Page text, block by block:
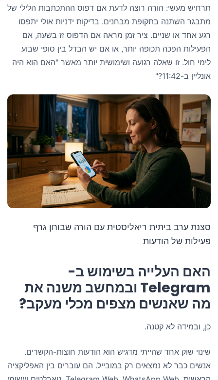
תרחיש מעשי: הורה רוצה לדעת אם דפוס ההתכתבות הלילי של
מתבגר השתנה בתקופת מבחנים. בדיקות ידניות אולי יתפסו
רגע אחד או שניים. ציר זמן מראה אם הדפוס זז בשעה, אם
הפעילות הפכה תכופה יותר, או אם יש הבדל בין סופי שבוע
לימי חול. זו שאלה רגועה ושימושית יותר מאשר "האם הוא היה
אונליין ב-11:42?"
סצנת ערב ביתית ריאליסטית עם הורה שבוחן גרף
פעילות של הודעות
האם העלייה בשימוש ב-
Telegram ובמחשב משנה את
מה שאנשים מצפים מכלי מעקב?
כן, ובמידה לא קטנה.
שינוי שוק אחד שהייתי מדגיש הוא הודעות חוצות-הקשרים.
אנשים כבר לא נמצאים רק במובייל. הם עוברים בין האפליקציה